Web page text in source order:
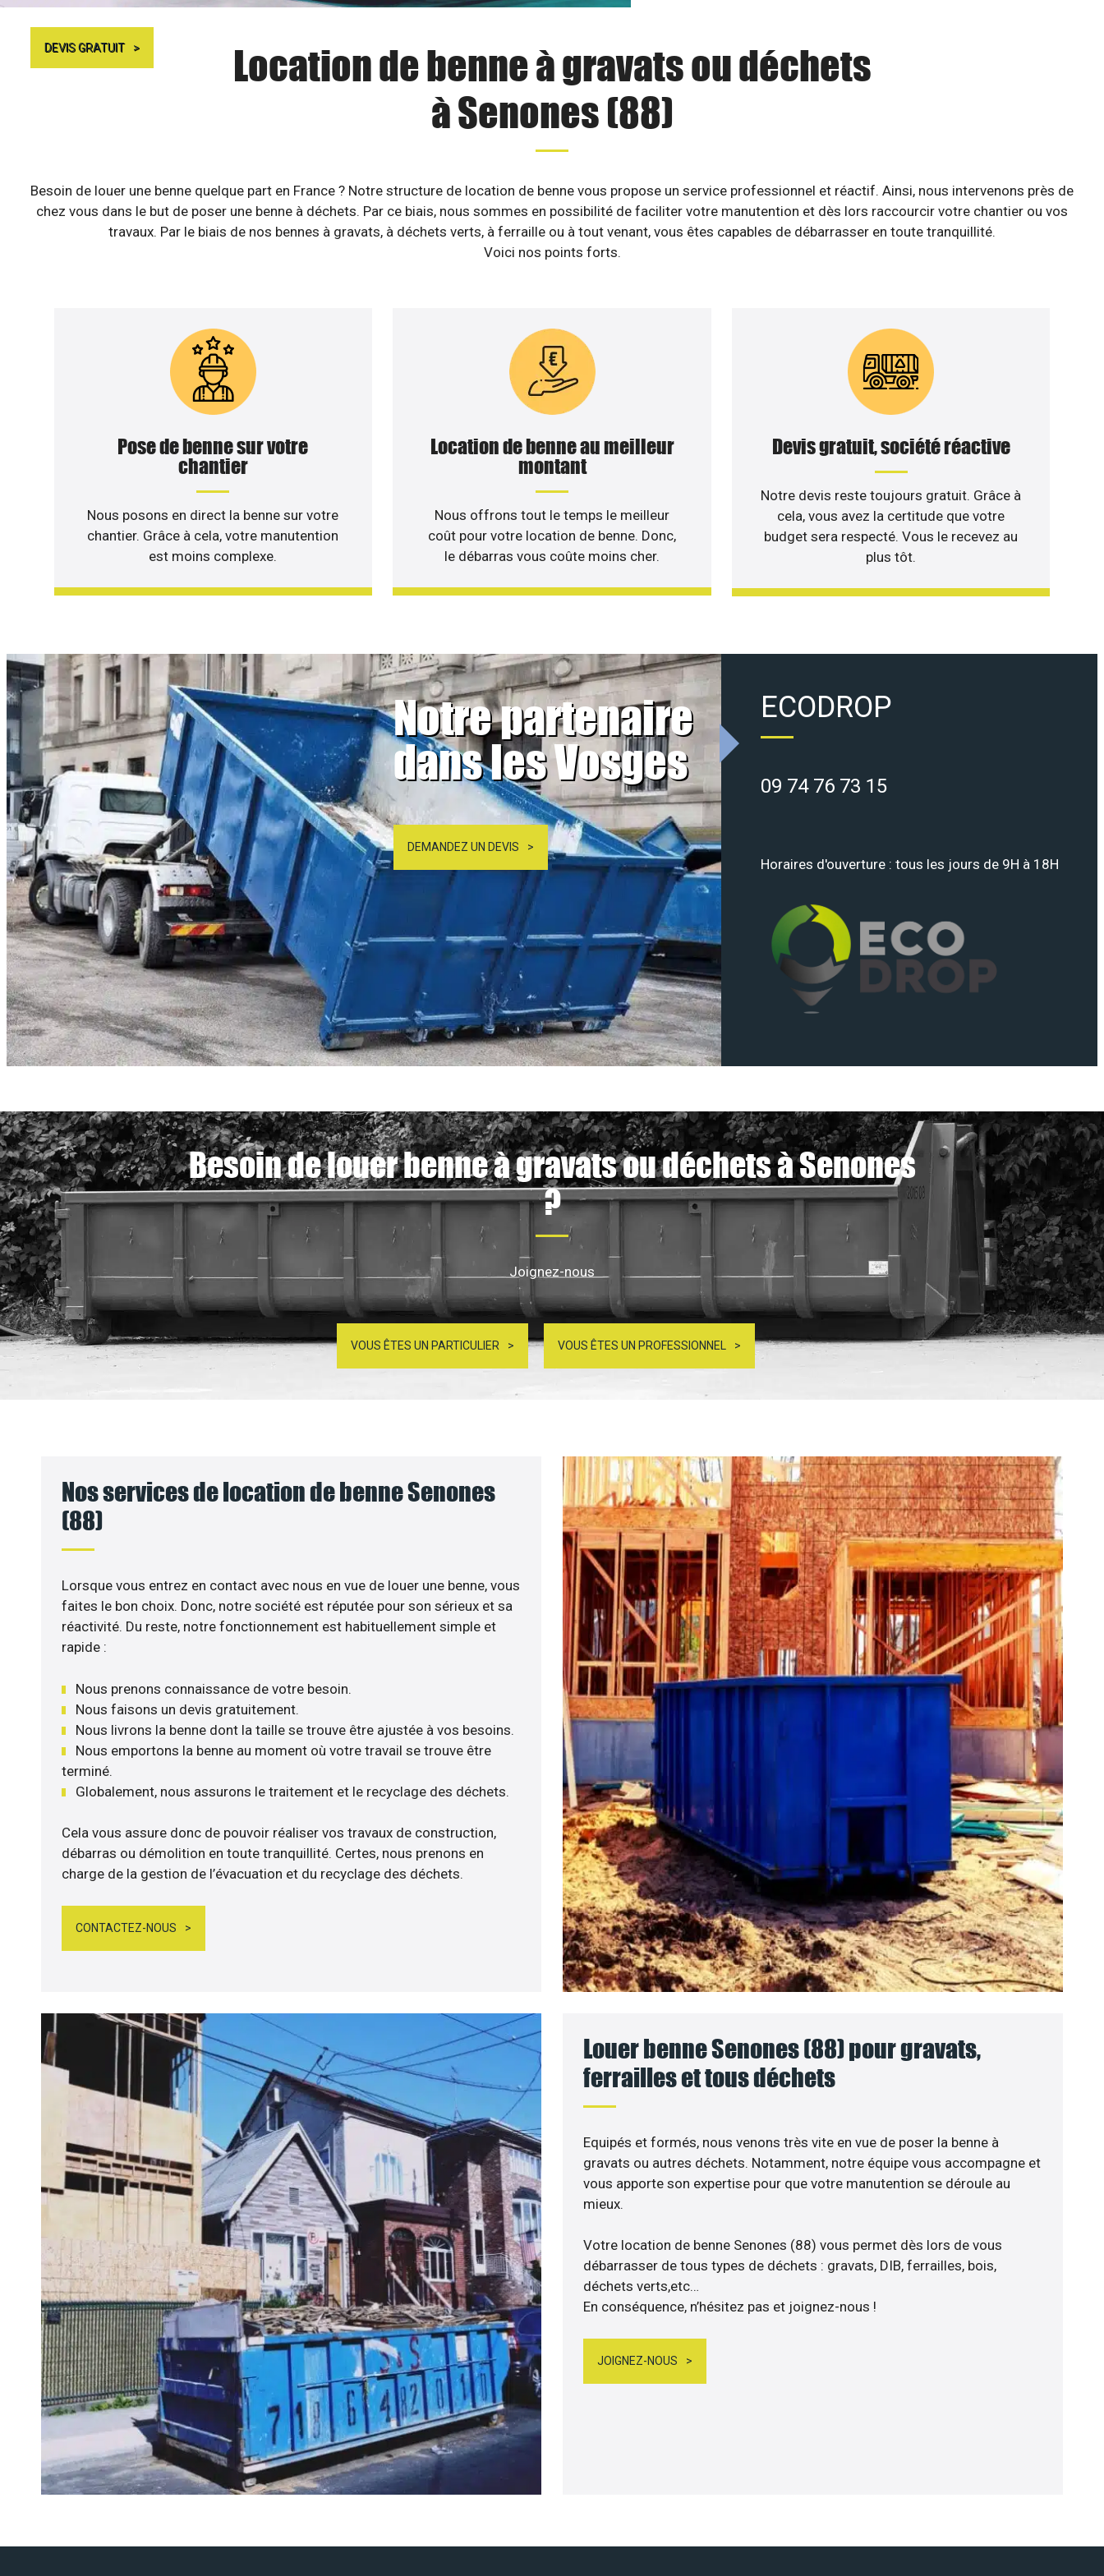
DEVIS GRATUIT
Location de benne à gravats ou déchets
à Senones (88)
Besoin de louer une benne quelque part en France ? Notre structure de location de benne vous propose un service professionnel et réactif. Ainsi, nous intervenons près de
chez vous dans le but de poser une benne à déchets. Par ce biais, nous sommes en possibilité de faciliter votre manutention et dès lors raccourcir votre chantier ou vos
travaux. Par le biais de nos bennes à gravats, à déchets verts, à ferraille ou à tout venant, vous êtes capables de débarrasser en toute tranquillité.
Voici nos points forts.
Pose de benne sur votre
chantier
Nous posons en direct la benne sur votre
chantier. Grâce à cela, votre manutention
est moins complexe.
Location de benne au meilleur
montant
Nous offrons tout le temps le meilleur
coût pour votre location de benne. Donc,
le débarras vous coûte moins cher.
Devis gratuit, société réactive
Notre devis reste toujours gratuit. Grâce à
cela, vous avez la certitude que votre
budget sera respecté. Vous le recevez au
plus tôt.
Notre partenaire
dans les Vosges
DEMANDEZ UN DEVIS
ECODROP
09 74 76 73 15
Horaires d'ouverture : tous les jours de 9H à 18H
Besoin de louer benne à gravats ou déchets à Senones
?
Joignez-nous
VOUS ÊTES UN PARTICULIER VOUS ÊTES UN PROFESSIONNEL
Nos services de location de benne Senones
(88)
Lorsque vous entrez en contact avec nous en vue de louer une benne, vous
faites le bon choix. Donc, notre société est réputée pour son sérieux et sa
réactivité. Du reste, notre fonctionnement est habituellement simple et
rapide :
Nous prenons connaissance de votre besoin.
Nous faisons un devis gratuitement.
Nous livrons la benne dont la taille se trouve être ajustée à vos besoins.
Nous emportons la benne au moment où votre travail se trouve être
terminé.
Globalement, nous assurons le traitement et le recyclage des déchets.
Cela vous assure donc de pouvoir réaliser vos travaux de construction,
débarras ou démolition en toute tranquillité. Certes, nous prenons en
charge de la gestion de l’évacuation et du recyclage des déchets.
CONTACTEZ-NOUS
Louer benne Senones (88) pour gravats,
ferrailles et tous déchets
Equipés et formés, nous venons très vite en vue de poser la benne à
gravats ou autres déchets. Notamment, notre équipe vous accompagne et
vous apporte son expertise pour que votre manutention se déroule au
mieux.
Votre location de benne Senones (88) vous permet dès lors de vous
débarrasser de tous types de déchets : gravats, DIB, ferrailles, bois,
déchets verts,etc…
En conséquence, n’hésitez pas et joignez-nous !
JOIGNEZ-NOUS